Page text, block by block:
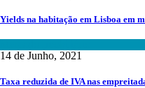
Yields na habitação em Lisboa em
14 de Junho, 2021
Taxa reduzida de IVA nas